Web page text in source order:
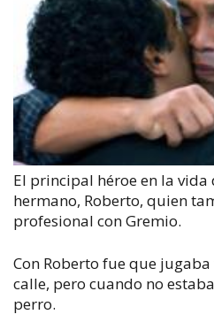
El principal héroe en la vida
hermano, Roberto, quien
profesional con Gremio.
Con Roberto fue que
calle, pero cuando no
perro.